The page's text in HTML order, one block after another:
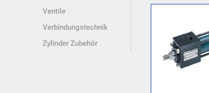
Ventile
Verbindungstechnik
Zylinder Zubehör